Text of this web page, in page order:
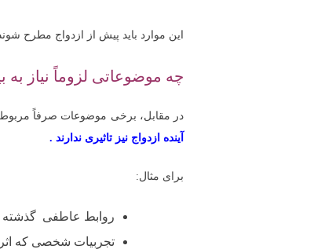
این موارد باید پیش از ازدواج مطرح
چه موضوعاتی لزوماً نیاز به
در مقابل، برخی موضوعات صرفاً
آینده ازدواج نیز تاثیری ندارند .
برای مثال:
روابط عاطفی گذشته که
تجربیات شخصی که